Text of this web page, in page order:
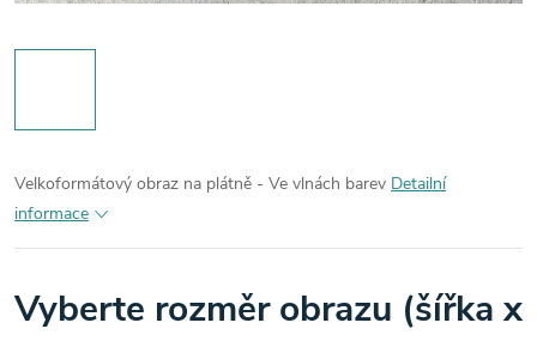
Velkoformátový obraz na plátně - Ve vlnách barev Detailní
informace
Vyberte rozměr obrazu (šířka x